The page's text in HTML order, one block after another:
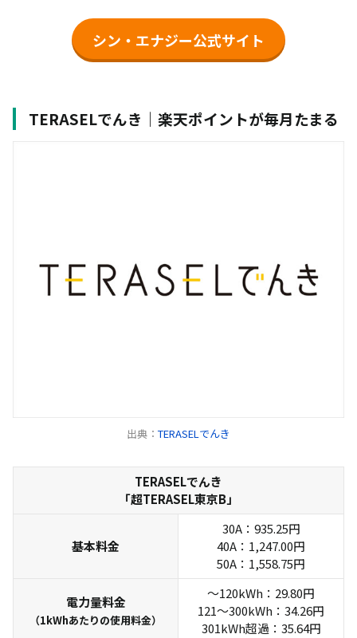
シン・エナジー公式サイト
TERASELでんき｜楽天ポイントが毎月たまる
出典： TERASELでんき
TERASELでんき
「超TERASEL東京B」
基本料金
30A：935.25円
40A：1,247.00円
50A：1,558.75円
電力量料金
（1kWhあたりの使用料金）
～120kWh：29.80円
121～300kWh：34.26円
301kWh超過：35.64円